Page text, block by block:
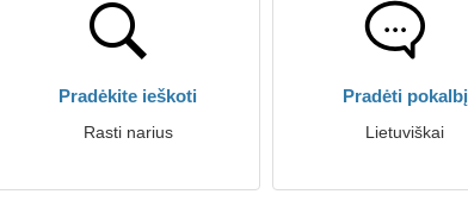
Pradėkite ieškoti
Rasti narius
Pradėti pokalbį
Lietuviškai